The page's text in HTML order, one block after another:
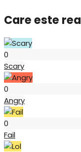
Care este
0
Scary
0
Angry
0
Fail